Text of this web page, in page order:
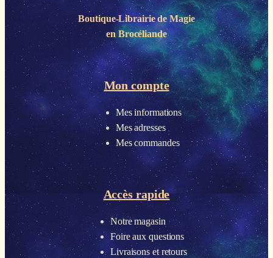
Boutique-Librairie deMagie
en Brocéliande
Mon compte
Mes informations
Mes adresses
Mes commandes
Accès rapide
Notre magasin
Foire aux questions
Livraisons et retours